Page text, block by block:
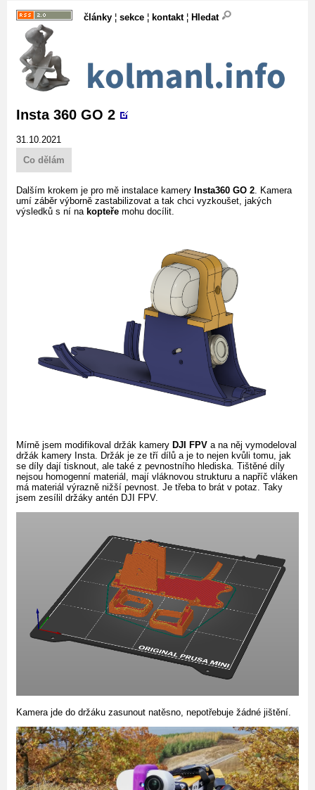
články ¦ sekce ¦ kontakt¦ Hledat
Insta 360 GO 2
31.10.2021
Co dělám
Dalším krokem je pro mě instalace kamery Insta360 GO 2 . Kamera
umí záběr výborně zastabilizovat a tak chci vyzkoušet, jakých
výsledků s ní na kopteře mohu docílit.
Mírně jsem modifikoval držák kamery DJI FPV a na něj vymodeloval
držák kamery Insta. Držák je ze tří dílů a je to nejen kvůli tomu, jak
se díly dají tisknout, ale také z pevnostního hlediska. Tištěné díly
nejsou homogenní materiál, mají vláknovou strukturu a napříč vláken
má materiál výrazně nižší pevnost. Je třeba to brát v potaz. Taky
jsem zesílil držáky antén DJI FPV.
Kamera jde do držáku zasunout natěsno, nepotřebuje žádné jištění.